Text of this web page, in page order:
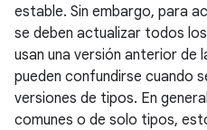
estable. Sin embargo, para
se deben actualizar todos
usan una versión anterior de
pueden confundirse cuando
versiones de tipos. En
comunes o de solo tipos,